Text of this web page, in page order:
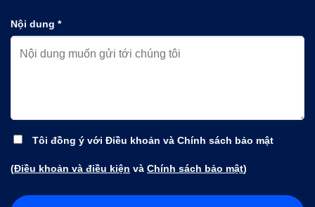
Nội dung *
Tôi đồng ý với Điều khoản và Chính sách bảo mật
(Điều khoản và điều kiện và Chính sách bảo mật)